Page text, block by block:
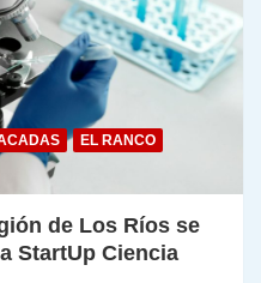
EL RANCO
de Los Ríos se
StartUp Ciencia